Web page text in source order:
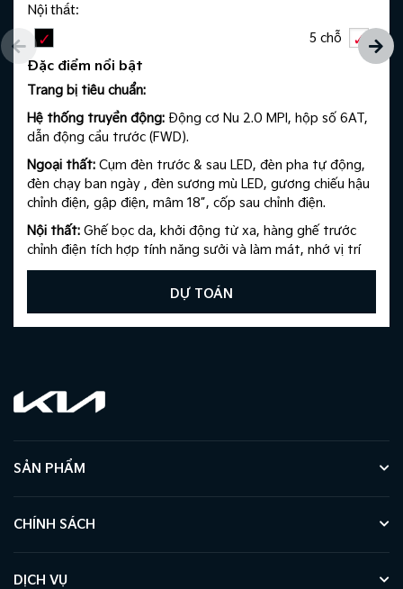
Nội thất:
5 chỗ
Đặc điểm nổi bật
Trang bị tiêu chuẩn:​
Hệ thống truyền động: Động cơ Nu 2.0 MPI, hộp số 6AT,
dẫn động cầu trước (FWD).​
Ngoại thất: Cụm đèn trước & sau LED, đèn pha tự động,
đèn chạy ban ngày , đèn sương mù LED, gương chiếu hậu
chỉnh điện, gập điện, mâm 18”, cốp sau chỉnh điện.​
Nội thất: Ghế bọc da, khởi động từ xa, hàng ghế trước
chỉnh điện tích hợp tính năng sưởi và làm mát, nhớ vị trí
ghế lái, điều hòa tự động, 6 loa, màn hình giải trí AVN
10.25”, màn hình đa thông tin 12.3”.
​ An toàn:Hệ thống hỗ trợ ABS, HAC, ESC, 6 túi khí, ga tự
DỰ TOÁN
SẢN PHẨM
CHÍNH SÁCH
DỊCH VỤ